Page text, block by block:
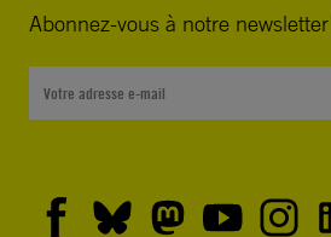
Abonnez-vous à notre